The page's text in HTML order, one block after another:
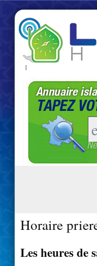
|
Horaire
Les heures de